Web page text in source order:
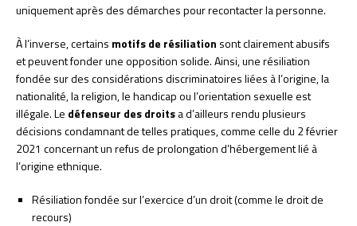
uniquement après des démarches pour recontacter la personne.
À l’inverse, certains motifs de résiliation sont clairement abusifs
et peuvent fonder une opposition solide. Ainsi, une résiliation
fondée sur des considérations discriminatoires liées à l’origine, la
nationalité, la religion, le handicap ou l’orientation sexuelle est
illégale. Le défenseur des droitsa d’ailleurs rendu plusieurs
décisions condamnant de telles pratiques, comme celle du 2 février
2021 concernant un refus de prolongation d’hébergement lié à
l’origine ethnique.
Résiliation fondée sur l’exercice d’un droit (comme le droit de
recours)